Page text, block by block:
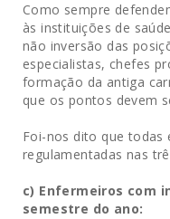
Como sempre
às instituições de
não inversão das
especialistas, chefes
formação da antiga
que os pontos devem
Foi-nos dito que todas
regulamentadas nas
c) Enfermeiros com
semestre do ano: